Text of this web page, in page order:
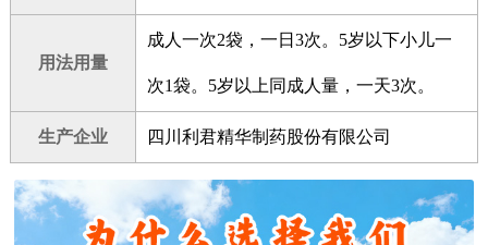
用法用量
成人一次2袋，一日3次。5岁以下小儿一
次1袋。5岁以上同成人量，一天3次。
生产企业 四川利君精华制药股份有限公司